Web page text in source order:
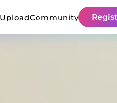
UploadCommunity